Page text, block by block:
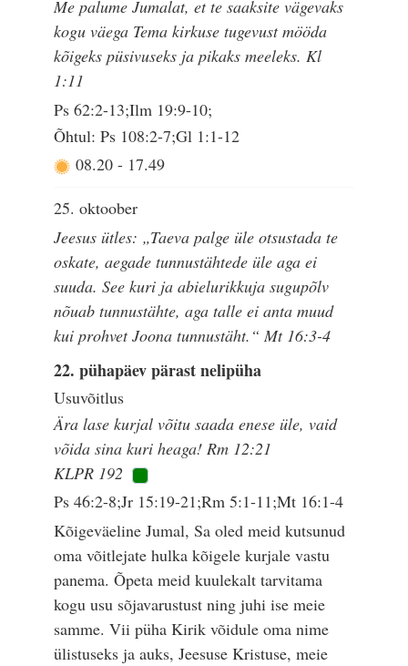
Me palume Jumalat, et te saaksite vägevaks
kogu väega Tema kirkuse tugevust mööda
kõigeks püsivuseks ja pikaks meeleks. Kl
1:11
Ps 62:2-13;Ilm 19:9-10;
Õhtul: Ps 108:2-7;Gl 1:1-12
08.20 - 17.49
25. oktoober
Jeesus ütles: „Taeva palge üle otsustada te
oskate, aegade tunnustähtede üle aga ei
suuda. See kuri ja abielurikkuja sugupõlv
nõuab tunnustähte, aga talle ei anta muud
kui prohvet Joona tunnustäht.“ Mt 16:3-4
22. pühapäev pärast nelipüha
Usuvõitlus
Ära lase kurjal võitu saada enese üle, vaid
võida sina kuri heaga! Rm 12:21
KLPR 192
Ps 46:2-8;Jr 15:19-21;Rm 5:1-11;Mt 16:1-4
Kõigeväeline Jumal, Sa oled meid kutsunud
oma võitlejate hulka kõigele kurjale vastu
panema. Õpeta meid kuulekalt tarvitama
kogu usu sõjavarustust ning juhi ise meie
samme. Vii püha Kirik võidule oma nime
ülistuseks ja auks, Jeesuse Kristuse, meie